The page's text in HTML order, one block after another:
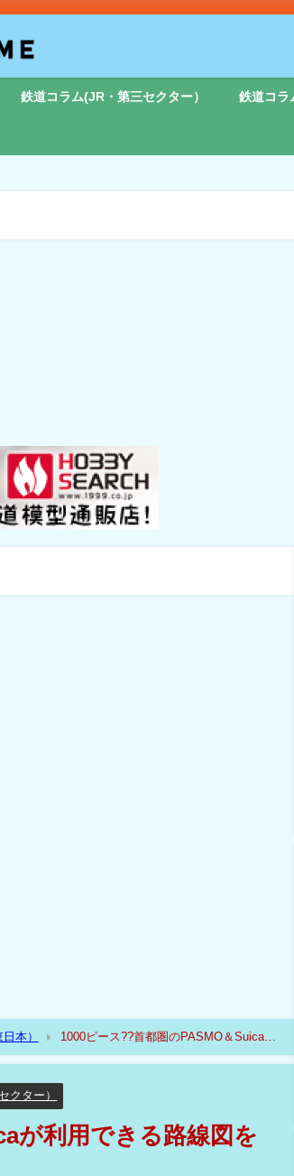
鉄道コラム(JR・第三セクター） 鉄道コラ
本）
1000ピース??首都圏のPASMO＆Suicaが
クター）
が利用できる路線図を